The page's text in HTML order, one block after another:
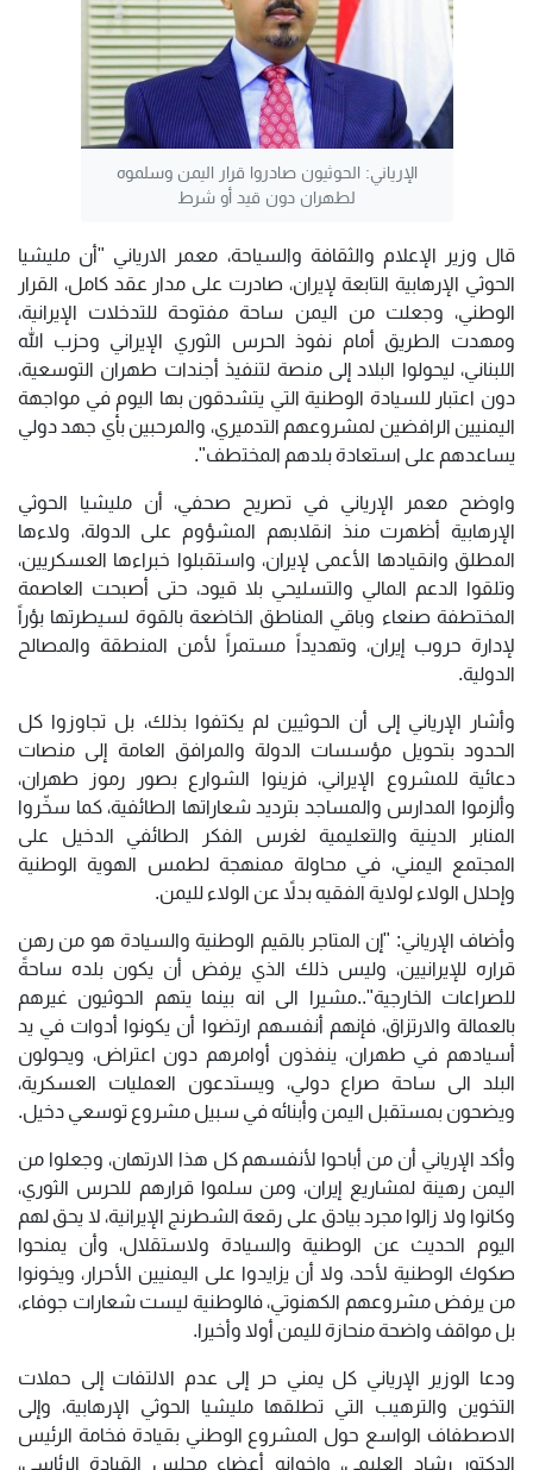
الإرياني: الحوثيون صادروا قرار اليمن وسلموه
لطهران دون قيد أو شرط
قال وزير الإعلام والثقافة والسياحة، معمر الارياني "أن مليشيا
الحوثي الإرهابية التابعة لإيران، صادرت على مدار عقد كامل، القرار
الوطني، وجعلت من اليمن ساحة مفتوحة للتدخلات الإيرانية،
ومهدت الطريق أمام نفوذ الحرس الثوري الإيراني وحزب الله
اللبناني، ليحولوا البلاد إلى منصة لتنفيذ أجندات طهران التوسعية،
دون اعتبار للسيادة الوطنية التي يتشدقون بها اليوم في مواجهة
اليمنيين الرافضين لمشروعهم التدميري، والمرحبين بأي جهد دولي
يساعدهم على استعادة بلدهم المختطف".
واوضح معمر الإرياني في تصريح صحفي، أن مليشيا الحوثي
الإرهابية أظهرت منذ انقلابهم المشؤوم على الدولة، ولاءها
المطلق وانقيادها الأعمى لإيران، واستقبلوا خبراءها العسكريين،
وتلقوا الدعم المالي والتسليحي بلا قيود، حتى أصبحت العاصمة
المختطفة ‎صنعاء وباقي المناطق الخاضعة بالقوة لسيطرتها بؤراً
لإدارة حروب إيران، وتهديداً مستمراً لأمن المنطقة والمصالح
الدولية.
وأشار الإرياني إلى أن الحوثيين لم يكتفوا بذلك، بل تجاوزوا كل
الحدود بتحويل مؤسسات الدولة والمرافق العامة إلى منصات
دعائية للمشروع الإيراني، فزينوا الشوارع بصور رموز طهران،
وألزموا المدارس والمساجد بترديد شعاراتها الطائفية، كما سخّروا
المنابر الدينية والتعليمية لغرس الفكر الطائفي الدخيل على
المجتمع اليمني، في محاولة ممنهجة لطمس الهوية الوطنية
وإحلال الولاء لولاية الفقيه بدلاً عن الولاء لليمن.
وأضاف الإرياني: "إن المتاجر بالقيم الوطنية والسيادة هو من رهن
قراره للإيرانيين، وليس ذلك الذي يرفض أن يكون بلده ساحةً
للصراعات الخارجية"..مشيرا الى انه بينما يتهم الحوثيون غيرهم
بالعمالة والارتزاق، فإنهم أنفسهم ارتضوا أن يكونوا أدوات في يد
أسيادهم في طهران، ينفذون أوامرهم دون اعتراض، ويحولون
البلد الى ساحة صراع دولي، ويستدعون العمليات العسكرية،
ويضحون بمستقبل اليمن وأبنائه في سبيل مشروع توسعي دخيل.
وأكد الإرياني أن من أباحوا لأنفسهم كل هذا الارتهان، وجعلوا من
اليمن رهينة لمشاريع إيران، ومن سلموا قرارهم للحرس الثوري،
وكانوا ولا زالوا مجرد بيادق على رقعة الشطرنج الإيرانية، لا يحق لهم
اليوم الحديث عن الوطنية والسيادة ولاستقلال، وأن يمنحوا
صكوك الوطنية لأحد، ولا أن يزايدوا على اليمنيين الأحرار، ويخونوا
من يرفض مشروعهم الكهنوتي، فالوطنية ليست شعارات جوفاء،
بل مواقف واضحة منحازة لليمن أولا وأخيرا.
ودعا الوزير الإرياني كل يمني حر إلى عدم الالتفات إلى حملات
التخوين والترهيب التي تطلقها مليشيا الحوثي الإرهابية، وإلى
الاصطفاف الواسع حول المشروع الوطني بقيادة فخامة الرئيس
الدكتور رشاد العليمي، وإخوانه أعضاء مجلس القيادة الرئاسي،